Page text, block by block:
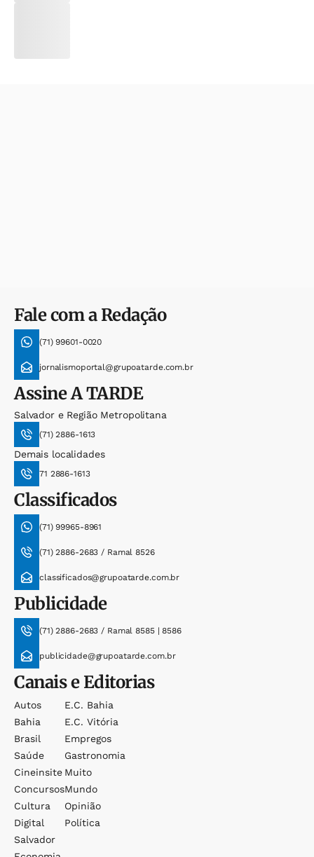
Fale com a Redação
(71) 99601-0020
jornalismoportal@grupoatarde.com.br
AssineA TARDE
Salvador e Região Metropolitana
(71) 2886-1613
Demais localidades
71 2886-1613
Classificados
(71) 99965-8961
(71) 2886-2683 / Ramal 8526
classificados@grupoatarde.com.br
Publicidade
(71) 2886-2683 / Ramal 8585 | 8586
publicidade@grupoatarde.com.br
Canais e Editorias
Autos
Bahia
Brasil
Saúde
Cineinsite
Concursos
Cultura
Digital
Salvador
E.c. Bahia
E.c. Vitória
Empregos
Gastronomia
Muito
Mundo
Opinião
Política